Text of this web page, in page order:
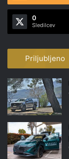
0
Sledilcev
Priljubljeno